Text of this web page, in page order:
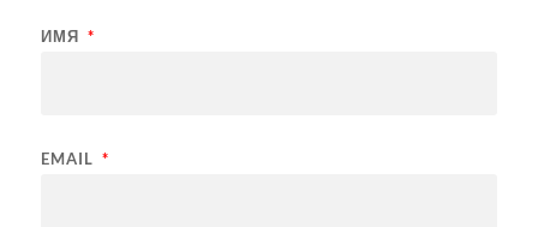
ИМЯ *
EMAIL *